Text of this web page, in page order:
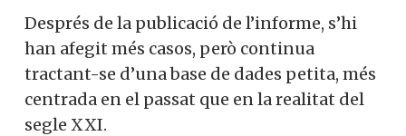
Després de la publicació de l’informe, s’hi
han afegit més casos, però continua
tractant-se d’una base de dades petita, més
centrada en el passat que en la realitat del
segle XXI.